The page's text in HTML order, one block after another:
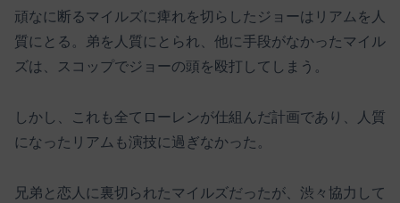
頑なに断るマイルズに痺れを切らしたジョーはリアムを人
質にとる。弟を人質にとられ、他に手段がなかったマイル
ズは、スコップでジョーの頭を殴打してしまう。
しかし、これも全てローレンが仕組んだ計画であり、人質
になったリアムも演技に過ぎなかった。
兄弟と恋人に裏切られたマイルズだったが、渋々協力して